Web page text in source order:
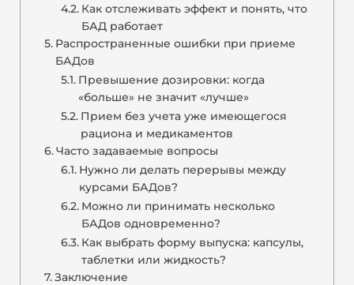
Как отслеживать эффект и понять, что
БАД работает
Распространенные ошибки при приеме
БАДов
Превышение дозировки: когда
«больше» не значит «лучше»
Прием без учета уже имеющегося
рациона и медикаментов
Часто задаваемые вопросы
Нужно ли делать перерывы между
курсами БАДов?
Можно ли принимать несколько
БАДов одновременно?
Как выбрать форму выпуска: капсулы,
таблетки или жидкость?
Заключение